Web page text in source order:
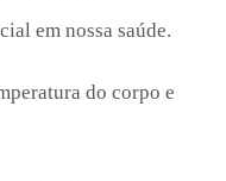
em nossa saúde.
do corpo e